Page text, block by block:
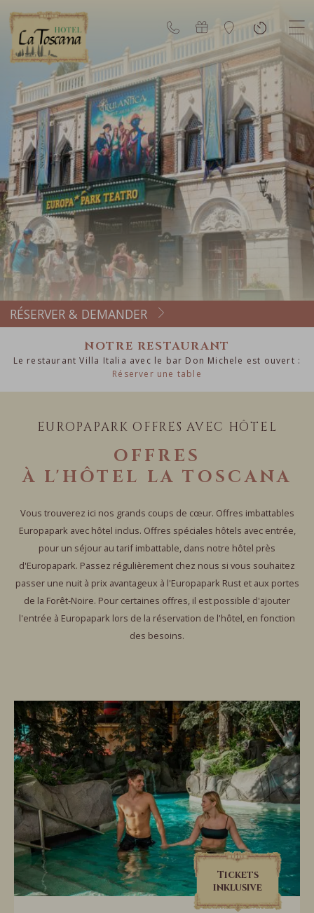
Europa-Park
RÉSERVER & DEMANDER
NOTRE RESTAURANT
Le restaurant Villa Italia avec le bar Don Michele est ouvert :
Réserver une table
EUROPAPARK OFFRES AVEC HÔTEL
OFFRES
À L'HÔTEL LA TOSCANA
Vous trouverez ici nos grands coups de cœur. Offres imbattables
Europapark avec hôtel inclus. Offres spéciales hôtels avec entrée,
pour un séjour au tarif imbattable, dans notre hôtel près
d'Europapark. Passez régulièrement chez nous si vous souhaitez
passer une nuit à prix avantageux à l'Europapark Rust et aux portes
de la Forêt-Noire. Pour certaines offres, il est possible d'ajouter
l'entrée à Europapark lors de la réservation de l'hôtel, en fonction
des besoins.
Tickets
inklusive